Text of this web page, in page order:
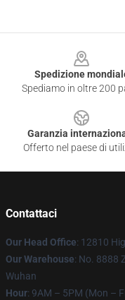
Spedizione
Spediamo in oltre 200
Garanzia
Offerto nel paese di
Contattaci
Our Head Office: 12810
Our Warehouse: No. 8888
Wuhan
Hour: 9AM – 5PM (Mon –